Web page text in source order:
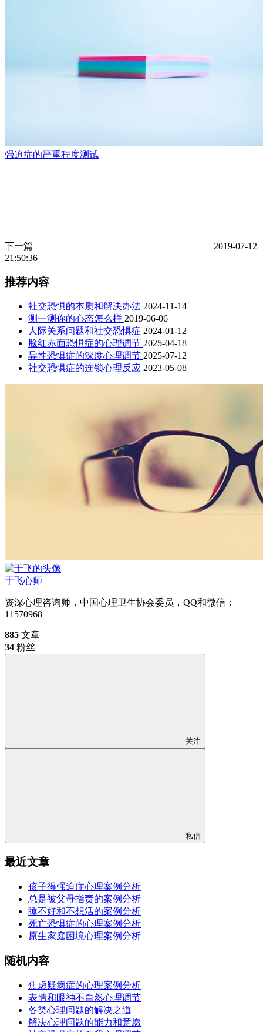
强迫症的严重程度测试
下一篇
2019-07-12
21:50:36
推荐内容
社交恐惧的本质和解决办法 2024-11-14
测一测你的心态怎么样 2019-06-06
人际关系问题和社交恐惧症 2024-01-12
脸红赤面恐惧症的心理调节 2025-04-18
异性恐惧症的深度心理调节 2025-07-12
社交恐惧症的连锁心理反应 2023-05-08
于飞心师
资深心理咨询师，中国心理卫生协会委员，QQ和微信：
11570968
885 文章
34 粉丝
关注
私信
最近文章
孩子得强迫症心理案例分析
总是被父母指责的案例分析
睡不好和不想活的案例分析
死亡恐惧症的心理案例分析
原生家庭困境心理案例分析
随机内容
焦虑疑病症的心理案例分析
表情和眼神不自然心理调节
各类心理问题的解决之道
解决心理问题的能力和意愿